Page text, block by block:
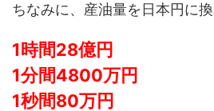
ちなみに、産油量を日本円に換
1時間28億円
1分間4800万円
1秒間80万円